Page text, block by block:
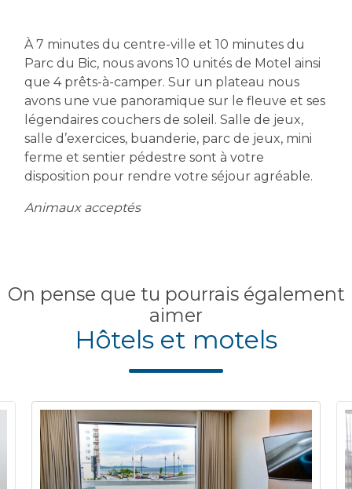
À 7 minutes du centre-ville et 10 minutes du
Parc du Bic, nous avons 10 unités de Motel ainsi
que 4 prêts-à-camper. Sur un plateau nous
avons une vue panoramique sur le fleuve et ses
légendaires couchers de soleil. Salle de jeux,
salle d’exercices, buanderie, parc de jeux, mini
ferme et sentier pédestre sont à votre
disposition pour rendre votre séjour agréable.
Animaux acceptés
On pense que tu pourrais également
aimer
Hôtels et motels